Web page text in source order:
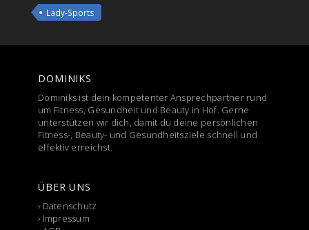
Lady-Sports
DOMINIKS
Dominiks ist dein kompetenter Ansprechpartner rund
um Fitness, Gesundheit und Beauty in Hof. Gerne
unterstützen wir dich, damit du deine persönlichen
Fitness-, Beauty- und Gesundheitsziele schnell und
effektiv erreichst.
ÜBER UNS
› Datenschutz
› Impressum